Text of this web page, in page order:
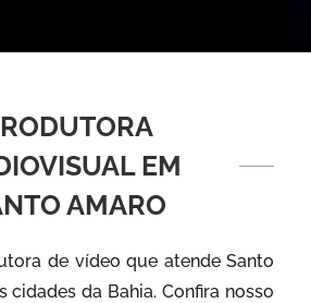
EM
AMARO
de vídeo que atende Santo
cidades da Bahia. Confira nosso